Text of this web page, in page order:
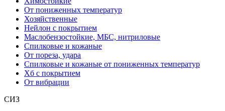
От пониженных температур
Хозяйственные
Нейлон с покрытием
Маслобензостойкие, МБС, нитриловые
Спилковые и кожаные
От пореза, удара
Спилковые и кожаные от пониженных температур
Хб с покрытием
От вибрации
СИЗ